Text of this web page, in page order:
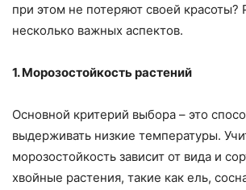
при этом не потеряют своей красоты?
несколько важных аспектов.
1. Морозостойкость растений
Основной критерий выбора – это
выдерживать низкие температуры.
морозостойкость зависит от вида и
хвойные растения, такие как ель,